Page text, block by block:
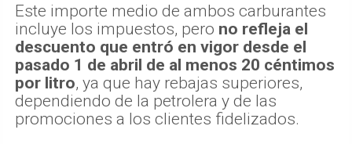
Este importe medio de ambos carburantes
incluye los impuestos, pero no refleja el
descuento que entró en vigor desde el
pasado 1 de abril de al menos 20 céntimos
por litro, ya que hay rebajas superiores,
dependiendo de la petrolera y de las
promociones a los clientes fidelizados.